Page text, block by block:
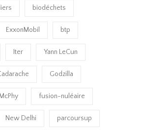
biodéchets
ExxonMobil btp
Iter Yann LeCun
Godzilla
McPhy fusion-nuléaire
New Delhi parcoursup